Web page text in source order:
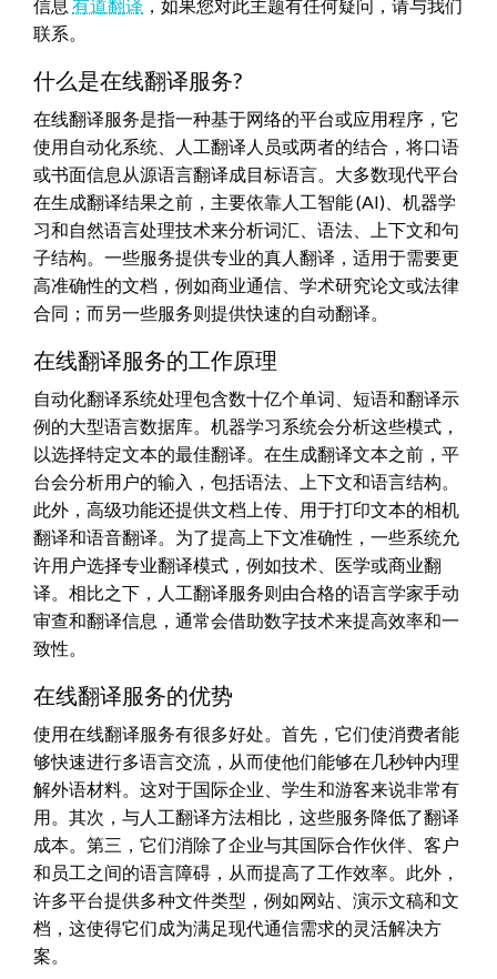
信息 有道翻译 ，如果您对此主题有任何疑问，请与我们
联系。
什么是在线翻译服务?
在线翻译服务是指一种基于网络的平台或应用程序，它
使用自动化系统、人工翻译人员或两者的结合，将口语
或书面信息从源语言翻译成目标语言。大多数现代平台
在生成翻译结果之前，主要依靠人工智能 (AI)、机器学
习和自然语言处理技术来分析词汇、语法、上下文和句
子结构。一些服务提供专业的真人翻译，适用于需要更
高准确性的文档，例如商业通信、学术研究论文或法律
合同；而另一些服务则提供快速的自动翻译。
在线翻译服务的工作原理
自动化翻译系统处理包含数十亿个单词、短语和翻译示
例的大型语言数据库。机器学习系统会分析这些模式，
以选择特定文本的最佳翻译。在生成翻译文本之前，平
台会分析用户的输入，包括语法、上下文和语言结构。
此外，高级功能还提供文档上传、用于打印文本的相机
翻译和语音翻译。为了提高上下文准确性，一些系统允
许用户选择专业翻译模式，例如技术、医学或商业翻
译。相比之下，人工翻译服务则由合格的语言学家手动
审查和翻译信息，通常会借助数字技术来提高效率和一
致性。
在线翻译服务的优势
使用在线翻译服务有很多好处。首先，它们使消费者能
够快速进行多语言交流，从而使他们能够在几秒钟内理
解外语材料。这对于国际企业、学生和游客来说非常有
用。其次，与人工翻译方法相比，这些服务降低了翻译
成本。第三，它们消除了企业与其国际合作伙伴、客户
和员工之间的语言障碍，从而提高了工作效率。此外，
许多平台提供多种文件类型，例如网站、演示文稿和文
档，这使得它们成为满足现代通信需求的灵活解决方
案。